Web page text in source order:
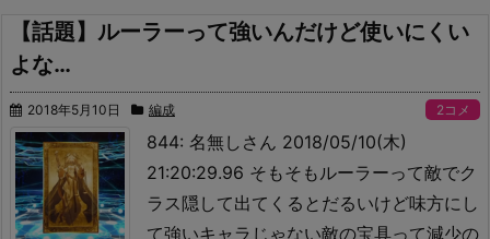
【話題】ルーラーって強いんだけど使いにくい
よな…
2018年5月10日 編成 2コメ
844: 名無しさん 2018/05/10(木)
21:20:29.96 そもそもルーラーって敵でク
ラス隠して出てくるとだるいけど味方にし
て強いキャラじゃない敵の宝具って減少の